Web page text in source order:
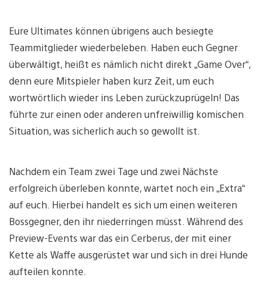
Eure Ultimates können übrigens auch besiegte
Teammitglieder wiederbeleben. Haben euch Gegner
überwältigt, heißt es nämlich nicht direkt „Game Over“,
denn eure Mitspieler haben kurz Zeit, um euch
wortwörtlich wieder ins Leben zurückzuprügeln! Das
führte zur einen oder anderen unfreiwillig komischen
Situation, was sicherlich auch so gewollt ist.
Nachdem ein Team zwei Tage und zwei Nächste
erfolgreich überleben konnte, wartet noch ein „Extra“
auf euch. Hierbei handelt es sich um einen weiteren
Bossgegner, den ihr niederringen müsst. Während des
Preview-Events war das ein Cerberus, der mit einer
Kette als Waffe ausgerüstet war und sich in drei Hunde
aufteilen konnte.